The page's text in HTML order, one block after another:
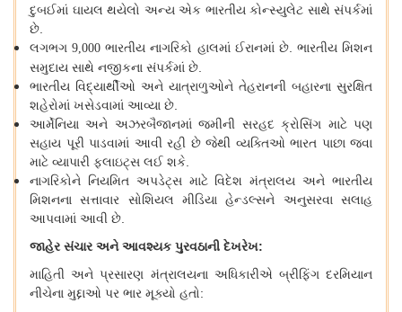
દુબઈમાં ઘાયલ થયેલો અન્ય એક ભારતીય કોન્સ્યુલેટ સાથે સંપર્કમાં
છે.
લગભગ 9,000ભારતીય નાગરિકો હાલમાં ઈરાનમાં છે. ભારતીય મિશન
સમુદાય સાથે નજીકના સંપર્કમાં છે.
ભારતીય વિદ્યાર્થીઓ અને યાત્રાળુઓને તેહરાનની બહારના સુરક્ષિત
શહેરોમાં ખસેડવામાં આવ્યા છે.
આર્મેનિયા અને અઝરબૈજાનમાં જમીની સરહદ ક્રોસિંગ માટે પણ
સહાય પૂરી પાડવામાં આવી રહી છે જેથી વ્યક્તિઓ ભારત પાછા જવા
માટે વ્યાપારી ફ્લાઇટ્સ લઈ શકે.
નાગરિકોને નિયમિત અપડેટ્સ માટે વિદેશ મંત્રાલય અને ભારતીય
મિશનના સત્તાવાર સોશિયલ મીડિયા હેન્ડલ્સને અનુસરવા સલાહ
આપવામાં આવી છે.
જાહેર સંચાર અને આવશ્યક પુરવઠાની દેખરેખ:
માહિતી અને પ્રસારણ મંત્રાલયના અધિકારીએ બ્રીફિંગ દરમિયાન
નીચેના મુદ્દાઓ પર ભાર મૂક્યો હતો: